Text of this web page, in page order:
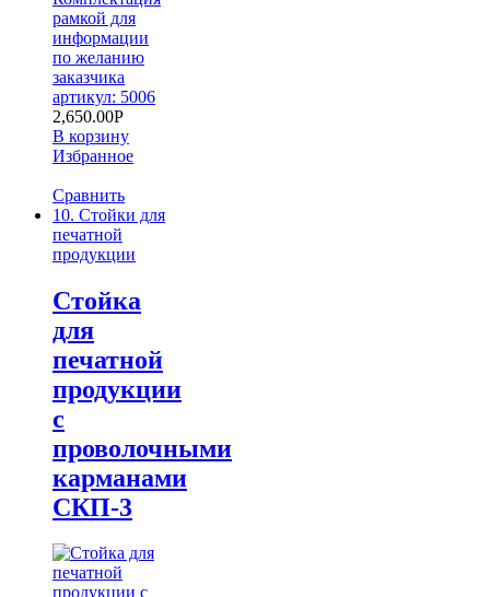
рамкой для
информации
по желанию
заказчика
артикул: 5006
2,650.00Р
В корзину
Избранное
Сравнить
10. Стойки для
печатной
продукции
Стойка
для
печатной
продукции
с
проволочными
карманами
СКП-3